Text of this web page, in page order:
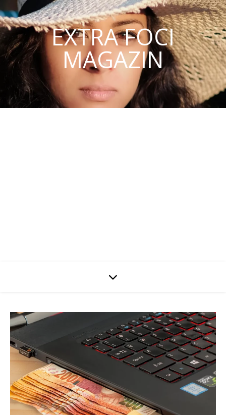
EXTRA FOCI
MAGAZIN